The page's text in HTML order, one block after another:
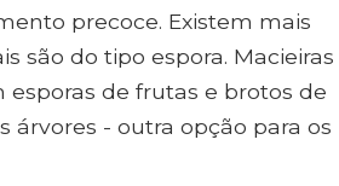
precoce. Existem mais
são do tipo espora. Macieiras
de frutas e brotos de
árvores - outra opção para os